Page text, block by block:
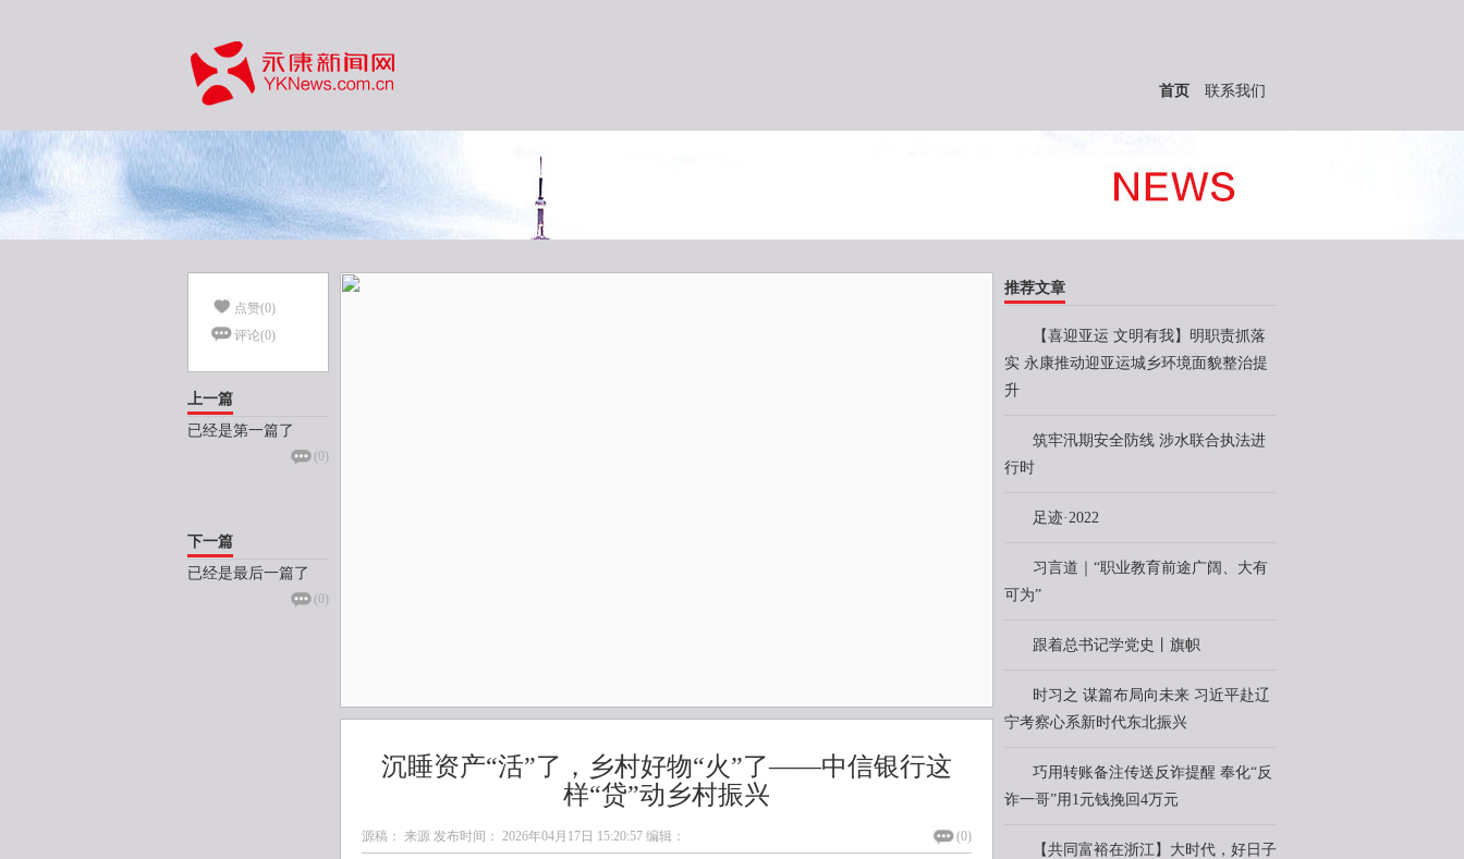
首页 联系我们
点赞(0)
评论(0)
上一篇
已经是第一篇了
(0)
下一篇
已经是最后一篇了
(0)
沉睡资产“活”了，乡村好物“火”了——中信银行这
样“贷”动乡村振兴
源稿： 来源 发布时间： 2026年04月17日 15:20:57 编辑： (0)
推荐文章
【喜迎亚运 文明有我】明职责抓落
实 永康推动迎亚运城乡环境面貌整治提
升
筑牢汛期安全防线 涉水联合执法进
行时
足迹·2022
习言道｜“职业教育前途广阔、大有
可为”
跟着总书记学党史丨旗帜
时习之 谋篇布局向未来 习近平赴辽
宁考察心系新时代东北振兴
巧用转账备注传送反诈提醒 奉化“反
诈一哥”用1元钱挽回4万元
【共同富裕在浙江】大时代，好日子